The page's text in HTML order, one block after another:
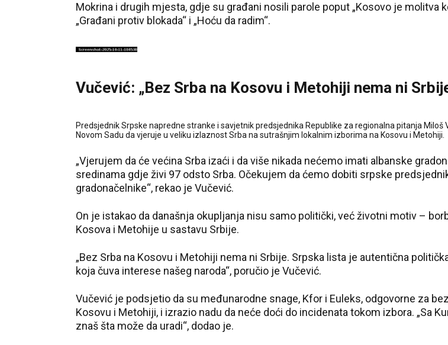
Mokrina i drugih mjesta, gdje su građani nosili parole poput „Kosovo je molitva
„Građani protiv blokada“ i „Hoću da radim“.
Vučević: „Bez Srba na Kosovu i Metohiji nema ni
Predsjednik Srpske napredne stranke i savjetnik predsjednika Republike za regionalna pitanja Miloš
Novom Sadu da vjeruje u veliku izlaznost Srba na sutrašnjim lokalnim izborima na Kosovu i Metohiji.
„Vjerujem da će većina Srba izaći i da više nikada nećemo imati albanske
sredinama gdje živi 97 odsto Srba. Očekujem da ćemo dobiti srpske
gradonačelnike“, rekao je Vučević.
On je istakao da današnja okupljanja nisu samo politički, već životni motiv –
Kosova i Metohije u sastavu Srbije.
„Bez Srba na Kosovu i Metohiji nema ni Srbije. Srpska lista je autentična
koja čuva interese našeg naroda“, poručio je Vučević.
Vučević je podsjetio da su međunarodne snage, Kfor i Euleks, odgovorne za
Kosovu i Metohiji, i izrazio nadu da neće doći do incidenata tokom izbora. „Sa
znaš šta može da uradi“, dodao je.